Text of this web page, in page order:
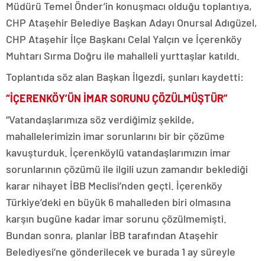
Müdürü Temel Önder’in konuşmacı olduğu toplantıya,
CHP Ataşehir Belediye Başkan Adayı Onursal Adıgüzel,
CHP Ataşehir İlçe Başkanı Celal Yalçın ve İçerenköy
Muhtarı Sırma Doğru ile mahalleli yurttaşlar katıldı.
Toplantıda söz alan Başkan İlgezdi, şunları kaydetti:
“İÇERENKÖY’ÜN İMAR SORUNU ÇÖZÜLMÜŞTÜR”
“Vatandaşlarımıza söz verdiğimiz şekilde,
mahallelerimizin imar sorunlarını bir bir çözüme
kavuşturduk. İçerenköylü vatandaşlarımızın imar
sorunlarının çözümü ile ilgili uzun zamandır beklediği
karar nihayet İBB Meclisi’nden geçti. İçerenköy
Türkiye’deki en büyük 6 mahalleden biri olmasına
karşın bugüne kadar imar sorunu çözülmemişti.
Bundan sonra, planlar İBB tarafından Ataşehir
Belediyesi’ne gönderilecek ve burada 1 ay süreyle